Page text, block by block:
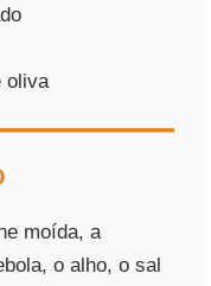
oliva
moída, a
o alho, o sal